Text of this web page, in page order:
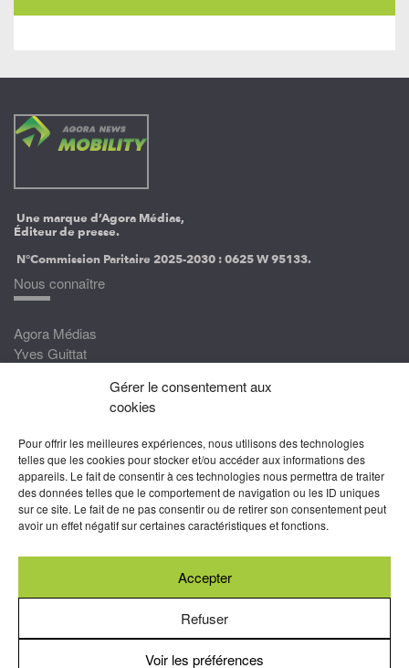
Gérer le consentement aux
cookies
Pour offrir les meilleures expériences, nous utilisons des technologies
telles que les cookies pour stocker et/ou accéder aux informations des
appareils. Le fait de consentir à ces technologies nous permettra de traiter
des données telles que le comportement de navigation ou les ID uniques
sur ce site. Le fait de ne pas consentir ou de retirer son consentement peut
avoir un effet négatif sur certaines caractéristiques et fonctions.
Accepter
Refuser
Voir les préférences
Une marque d’Agora Médias,
Éditeur de presse.
N°Commission Paritaire 2025-2030 :0625 W 95133.
Nous connaître
Agora Médias
Yves Guittat
Devenez correspondant
Rejoignez nos experts
Devenez Partenaire
Nous suivre
Abonnez-vous à nos newsletters
Conditions générales d’utilisation